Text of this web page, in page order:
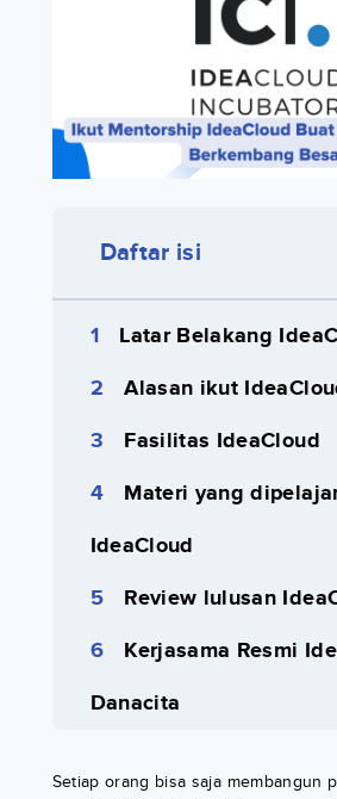
Daftar isi
Latar Belakang
Alasan ikut
Fasilitas IdeaCloud
Materi yang
IdeaCloud
Review lulusan
Kerjasama Resmi
Danacita
Setiap orang bisa saja membangun